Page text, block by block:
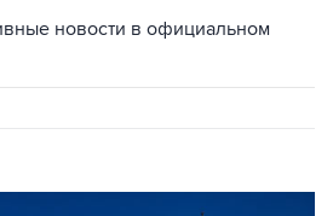
новости в официальном